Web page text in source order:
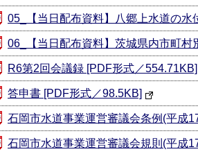
05_【当日配布資料】八郷上水道の
06_【当日配布資料】茨城県内市町村
R6第2回会議録 [PDF形式／554.71KB]
答申書 [PDF形式／98.5KB]
石岡市水道事業運営審議会条例(平成
石岡市水道事業運営審議会規則(平成